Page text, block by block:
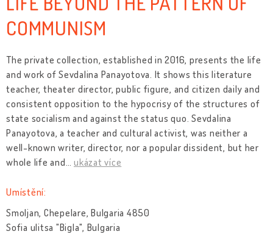
COMMUNISM
The private collection, established in 2016, presents the life
and work of Sevdalina Panayotova. It shows this literature
teacher, theater director, public figure, and citizen daily and
consistent opposition to the hypocrisy of the structures of
state socialism and against the status quo. Sevdalina
Panayotova, a teacher and cultural activist, was neither a
well-known writer, director, nor a popular dissident, but her
whole life and… ukázat více
Umístění:
Smoljan, Chepelare, Bulgaria 4850
Sofia ulitsa "Bigla", Bulgaria